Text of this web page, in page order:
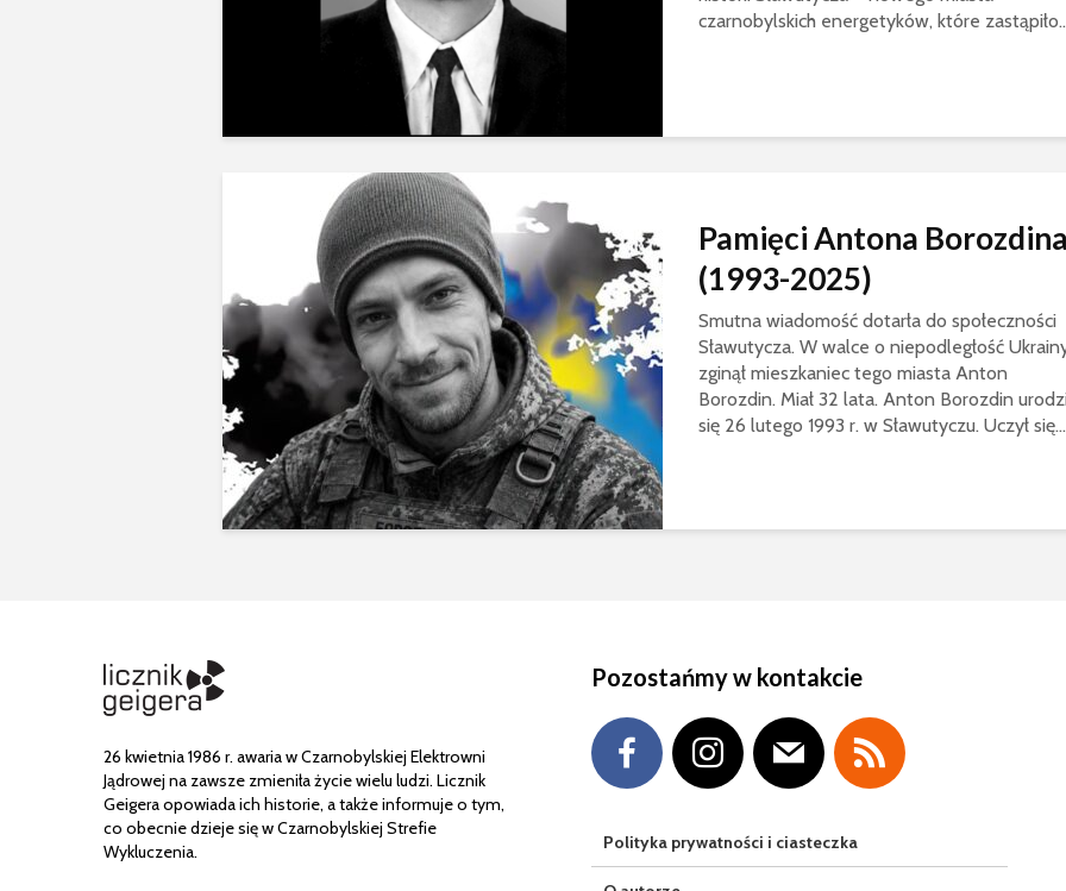
czarnobylskich energetyków, które
Pamięci Antona Borozdina
(1993-2025)
Smutna wiadomość dotarła do społeczności
Sławutycza. W walce o niepodległość
zginął mieszkaniec tego miasta Anton
Borozdin. Miał 32 lata. Anton Borozdin
się 26 lutego 1993 r. w Sławutyczu. Uczył się...
26 kwietnia 1986 r. awaria w Czarnobylskiej Elektrowni
Jądrowej na zawsze zmieniła życie wielu ludzi. Licznik
Geigera opowiada ich historie, a także informuje o tym,
co obecnie dzieje się w Czarnobylskiej Strefie
Wykluczenia.
Pozostańmy w kontakcie
Polityka prywatności i ciasteczka